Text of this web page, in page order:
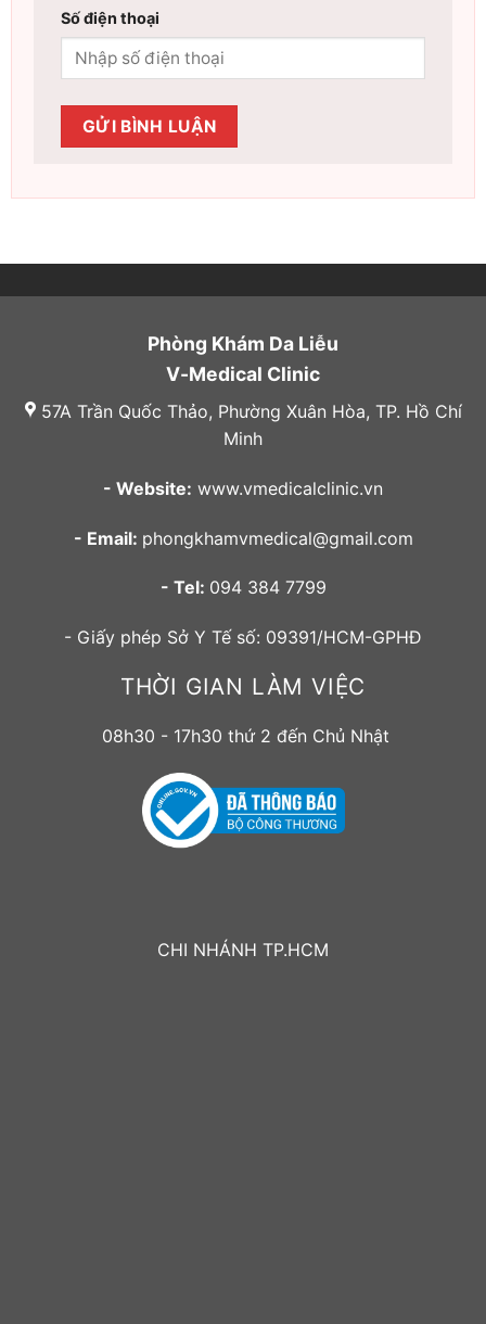
Số điện thoại
Phòng Khám Da Liễu
V-Medical Clinic
57A Trần Quốc Thảo, Phường Xuân Hòa, TP. Hồ Chí
Minh
- Website: www.vmedicalclinic.vn
- Email: phongkhamvmedical@gmail.com
- Tel: 094 384 7799
- Giấy phép Sở Y Tế số: 09391/HCM-GPHĐ
THỜI GIAN LÀM VIỆC
08h30 - 17h30 thứ 2 đến Chủ Nhật
CHI NHÁNH TP.HCM